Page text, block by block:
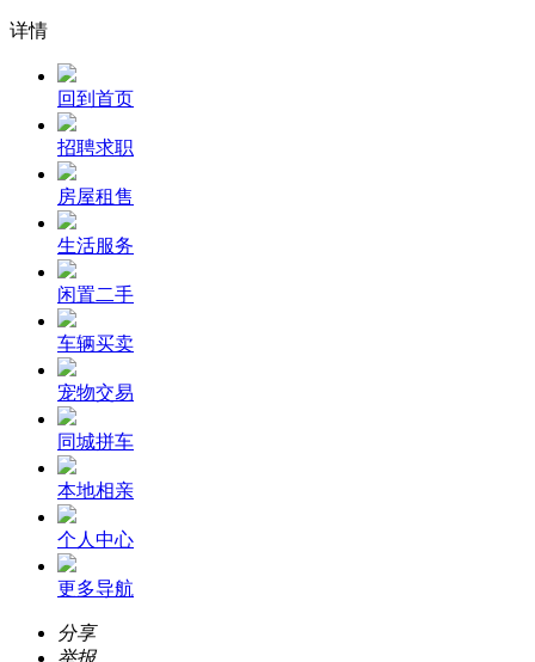
详情
回到首页
招聘求职
房屋租售
生活服务
闲置二手
车辆买卖
宠物交易
同城拼车
本地相亲
个人中心
更多导航
分享
举报